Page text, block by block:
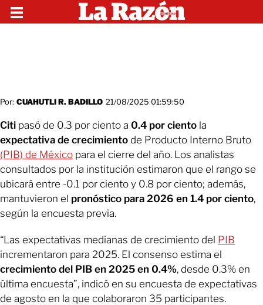
Por: CUAHUTLI R. BADILLO 21/08/2025 01:59:50
Citi pasó de 0.3 por ciento a 0.4 por ciento la
expectativa de crecimiento de Producto Interno Bruto
(PIB) de México para el cierre del año. Los analistas
consultados por la institución estimaron que el rango se
ubicará entre -0.1 por ciento y 0.8 por ciento; además,
mantuvieron el pronóstico para 2026 en 1.4 por ciento,
según la encuesta previa.
“Las expectativas medianas de crecimiento del PIB
incrementaron para 2025. El consenso estima el
crecimiento del PIB en 2025 en 0.4%, desde 0.3% en
última encuesta”, indicó en su encuesta de expectativas
de agosto en la que colaboraron 35 participantes.